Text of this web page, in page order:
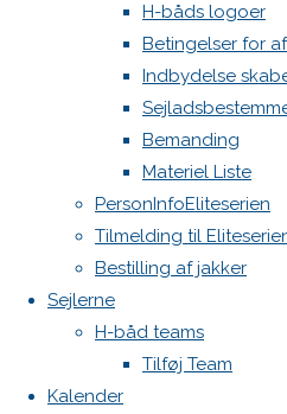
H-båds logoer
Betingelser for
Indbydelse
Bemanding
Materiel Liste
PersonInfoEliteserien
Tilmelding til
Bestilling af jakker
Sejlerne
H-båd teams
Tilføj Team
Kalender
et
svar
Din e-
mailadresse
vil ikke
blive
publiceret.
Krævede